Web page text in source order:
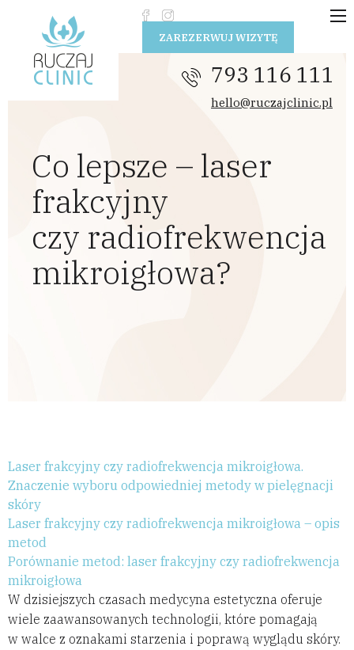
ZAREZERWUJ WIZYTĘ
793 116 111
hello@ruczajclinic.pl
Co lepsze – laser
frakcyjny
czy radiofrekwencja
mikroigłowa?
Laser frakcyjny czy radiofrekwencja mikroigłowa.
Znaczenie wyboru odpowiedniej metody w pielęgnacji
skóry
Laser frakcyjny czy radiofrekwencja mikroigłowa – opis
metod
Porównanie metod: laser frakcyjny czy radiofrekwencja
mikroigłowa
W dzisiejszych czasach medycyna estetyczna oferuje
wiele zaawansowanych technologii, które pomagają
w walce z oznakami starzenia i poprawą wyglądu skóry.